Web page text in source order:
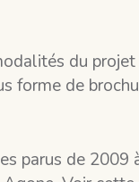
du
forme de
parus de 2009